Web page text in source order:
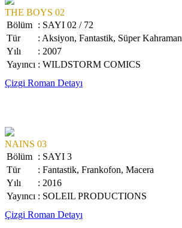
THE BOYS 02
Bölüm : SAYI 02 / 72
Tür
: Aksiyon, Fantastik, Süper Kahraman
Yılı
: 2007
Yayıncı : WILDSTORM COMICS
Çizgi Roman Detayı
NAINS 03
Bölüm : SAYI 3
Tür
: Fantastik, Frankofon, Macera
Yılı
: 2016
Yayıncı : SOLEIL PRODUCTIONS
Çizgi Roman Detayı